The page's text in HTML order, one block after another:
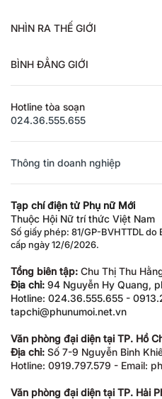
NHÌN RA THẾ GIỚI
BÌNH ĐẲNG GIỚI
Hotline tòa soạn
024.36.555.655
Thông tin doanh nghiệp
Tạp chí điện tử Phụ nữ Mới
Thuộc Hội Nữ trí thức Việt Nam
Số giấy phép: 81/GP-BVHTTDL do
cấp ngày 12/6/2026.
Tổng biên tập: Chu Thị Thu
Địa chỉ: 94 Nguyễn Hy Quang,
Hotline: 024.36.555.655 -
tapchi@phunumoi.net.vn
Văn phòng đại diện tại TP. Hồ
Địa chỉ: Số 7-9 Nguyễn Bỉnh
Hotline: 0919.797.579 - Email:
Văn phòng đại diện tại TP. Hải